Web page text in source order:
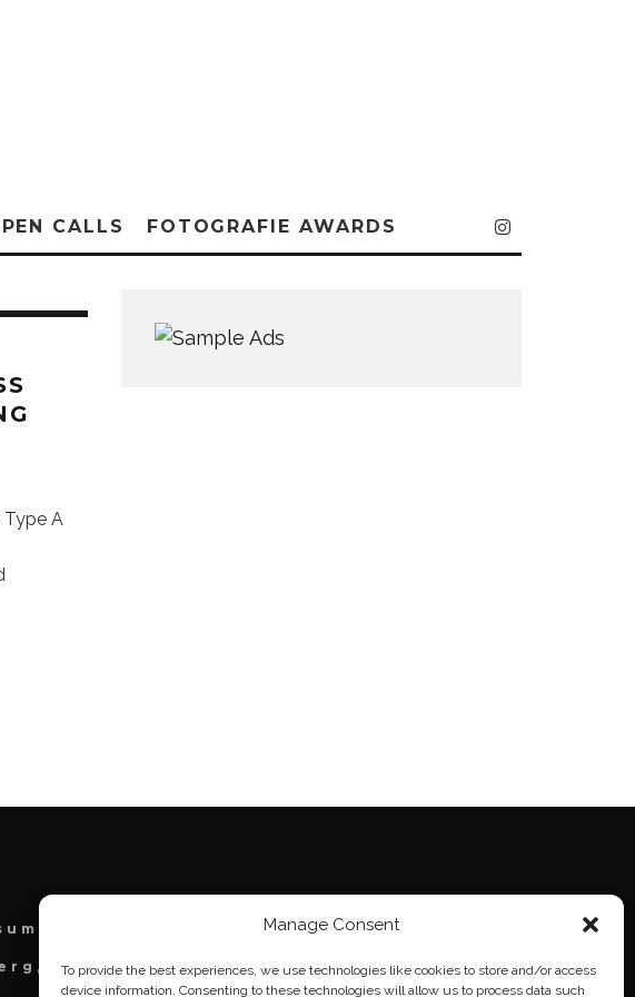
Manage Consent
To provide the best experiences, we use technologies like cookies to store and/or access
device information. Consenting to these technologies will allow us to process data such
CALLS FOTOGRAFIE AWARDS
Type A
Cookie Policy (EU)
Österreich